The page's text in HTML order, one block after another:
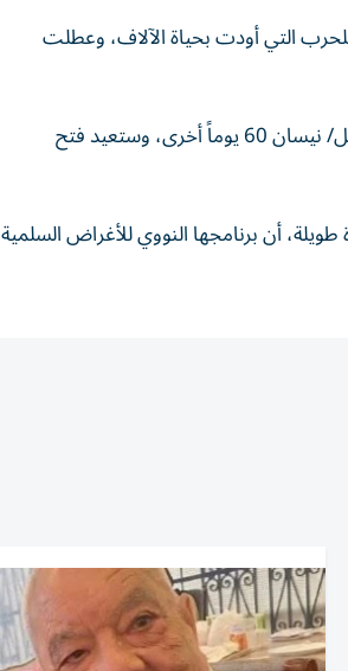
للحرب التي أودت بحياة الآلاف، وعطلت
ويقول مسؤولون من البلدين، إن مذكرة التفاهم ستمدّد وقف إطلاق النار الهش المعلن في إبريل/ نيسان 60 يوماً أخرى، وستعيد فتح
طويلة، أن ‌برنامجها النووي للأغراض السلمية